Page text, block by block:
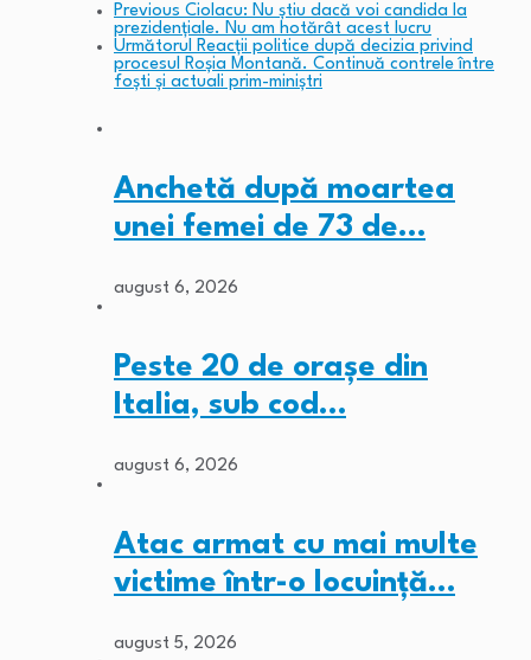
Previous Ciolacu: Nu știu dacă voi candida la
prezidențiale. Nu am hotărât acest lucru
Următorul
Reacții politice după decizia privind
procesul Roșia Montană. Continuă contrele între
foști și actuali prim-miniștri
Anchetă după moartea
unei femei de 73 de…
august 6, 2026
Peste 20 de orașe din
Italia, sub cod…
august 6, 2026
Atac armat cu mai multe
victime într-o locuință…
august 5, 2026